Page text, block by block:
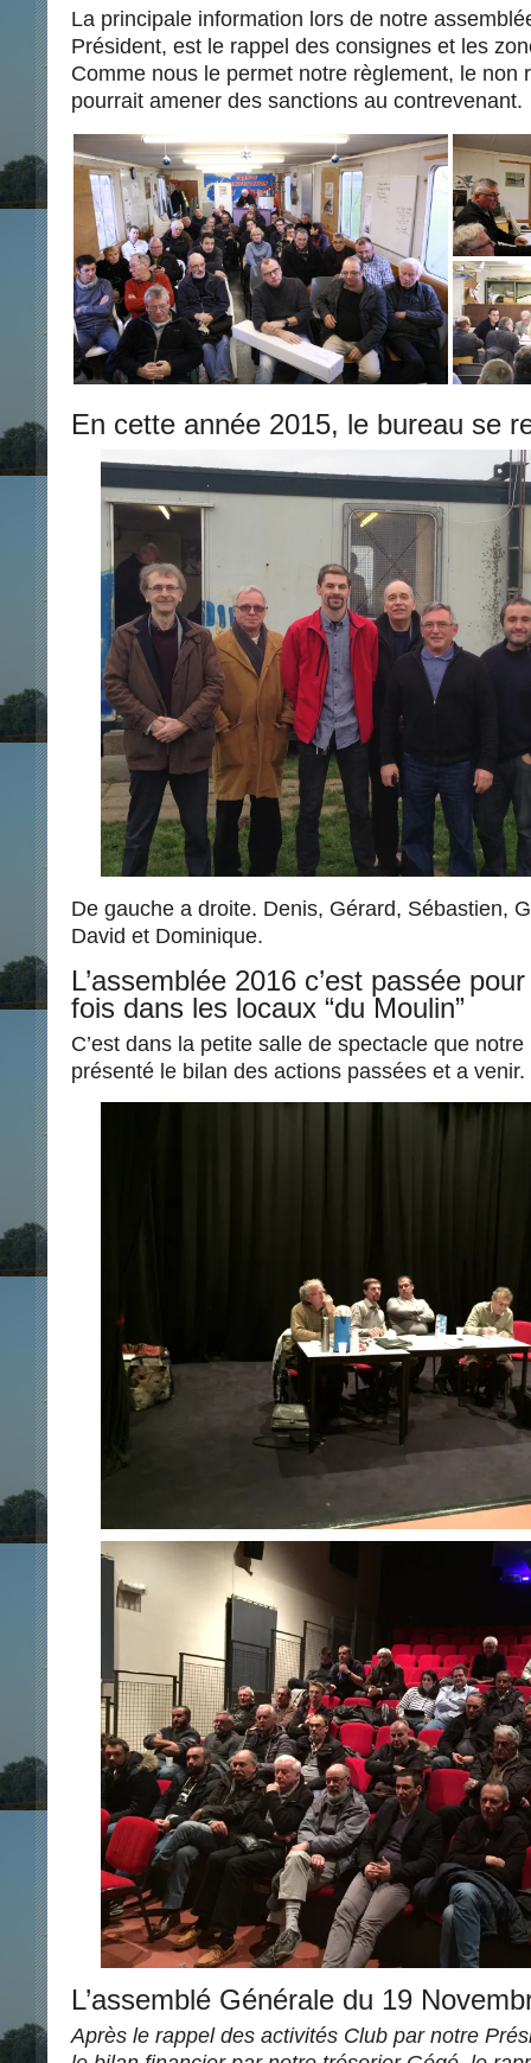
La principale information lors de notre
Président, est le rappel des consignes et les
Comme nous le permet notre règlement, le non
pourrait amener des sanctions au contrevenant.
En cette année 2015, le bureau se
De gauche a droite. Denis, Gérard, Sébastien,
David et Dominique.
L’assemblée 2016 c’est passée
fois dans les locaux “du Moulin”
C’est dans la petite salle de spectacle que
présenté le bilan des actions passées et a venir.
L’assemblé Générale du 19
Après le rappel des activités Club par notre